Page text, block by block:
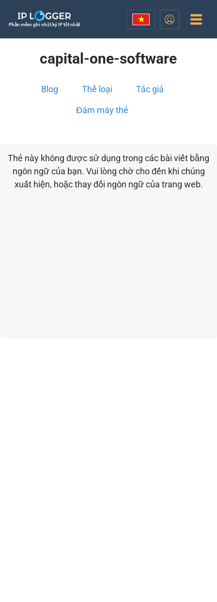
Phần mềm ghi nhật ký IP tốt nhất
capital-one-software
Blog Thể loại Tác giả
Đám mây thẻ